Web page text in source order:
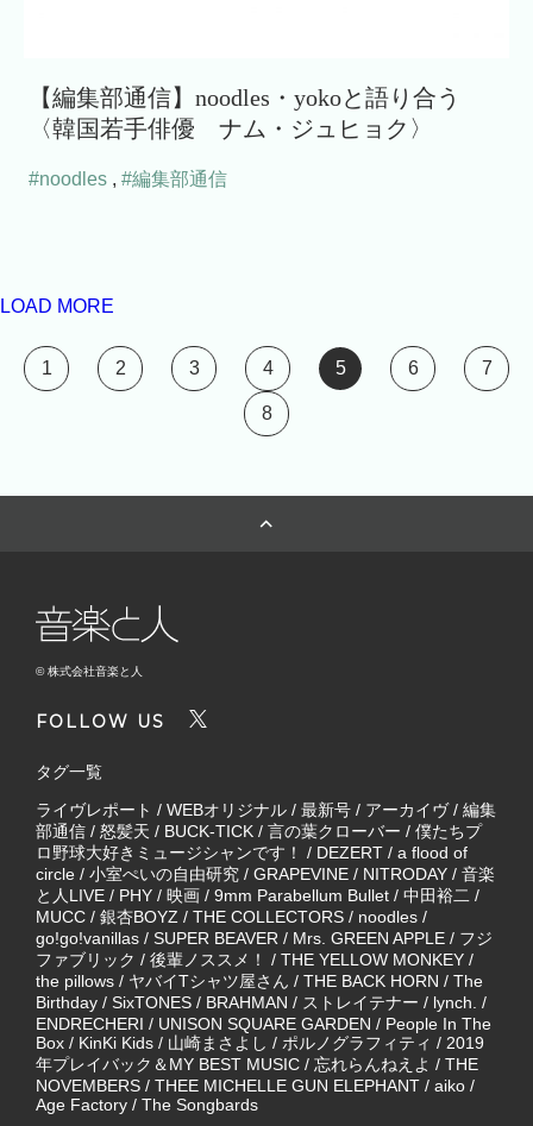
【編集部通信】noodles・yokoと語り合う
〈韓国若手俳優 ナム・ジュヒョク〉
#noodles , #編集部通信
LOAD MORE
1 2 3 4 5 6 7
8
© 株式会社音楽と人
FOLLOW US
タグ一覧
ライヴレポート / WEBオリジナル / 最新号 / アーカイヴ/ 編集
部通信 / 怒髪天 / BUCK-TICK / 言の葉クローバー / 僕たちプ
ロ野球大好きミュージシャンです！
/ DEZERT / a flood of
circle / 小室ぺいの自由研究 / GRAPEVINE / NITRODAY / 音楽
と人LIVE / PHY / 映画 / 9mm Parabellum Bullet / 中田裕二 /
MUCC / 銀杏BOYZ / THE COLLECTORS / noodles /
go!go!vanillas / SUPER BEAVER / Mrs. GREEN APPLE / フジ
ファブリック / 後輩ノススメ！ / THE YELLOW MONKEY /
the pillows / ヤバイTシャツ屋さん / THE BACK HORN / The
Birthday / SixTONES / BRAHMAN / ストレイテナー / lynch. /
ENDRECHERI / UNISON SQUARE GARDEN / People In The
Box / KinKi Kids / 山崎まさよし / ポルノグラフィティ / 2019
年プレイバック＆MY BEST MUSIC / 忘れらんねえよ / THE
NOVEMBERS / THEE MICHELLE GUN ELEPHANT / aiko /
Age Factory / The Songbards